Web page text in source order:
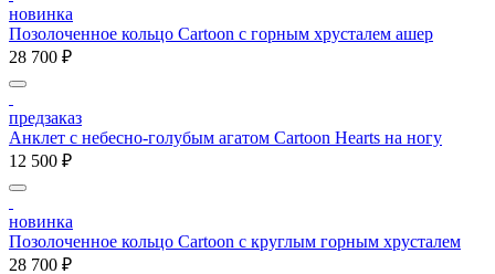
новинка
Позолоченное кольцо Cartoon c горным хрусталем ашер
28 700 ₽
предзаказ
Анклет с небесно-голубым агатом Cartoon Hearts на ногу
12 500 ₽
новинка
Позолоченное кольцо Cartoon c круглым горным хрусталем
28 700 ₽